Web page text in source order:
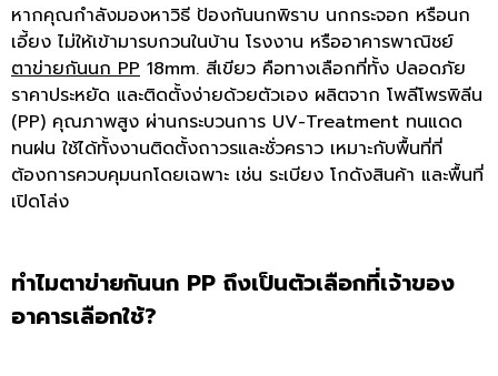
หากคุณกำลังมองหาวิธี ป้องกันนกพิราบ นกกระจอก หรือนก
เอี้ยง ไม่ให้เข้ามารบกวนในบ้าน โรงงาน หรืออาคารพาณิชย์
ตาข่ายกันนก PP 18mm. สีเขียว คือทางเลือกที่ทั้ง ปลอดภัย
ราคาประหยัด และติดตั้งง่ายด้วยตัวเอง ผลิตจาก โพลีโพรพิลีน
(PP) คุณภาพสูง ผ่านกระบวนการ UV-Treatment ทนแดด
ทนฝน ใช้ได้ทั้งงานติดตั้งถาวรและชั่วคราว เหมาะกับพื้นที่ที่
ต้องการควบคุมนกโดยเฉพาะ เช่น ระเบียง โกดังสินค้า และพื้นที่
เปิดโล่ง
ทำไมตาข่ายกันนก PP ถึงเป็นตัวเลือกที่เจ้าของ
อาคารเลือกใช้?